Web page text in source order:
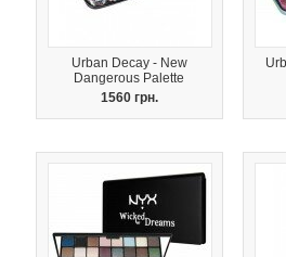
Urban Decay - New
Dangerous Palette
1560 грн.